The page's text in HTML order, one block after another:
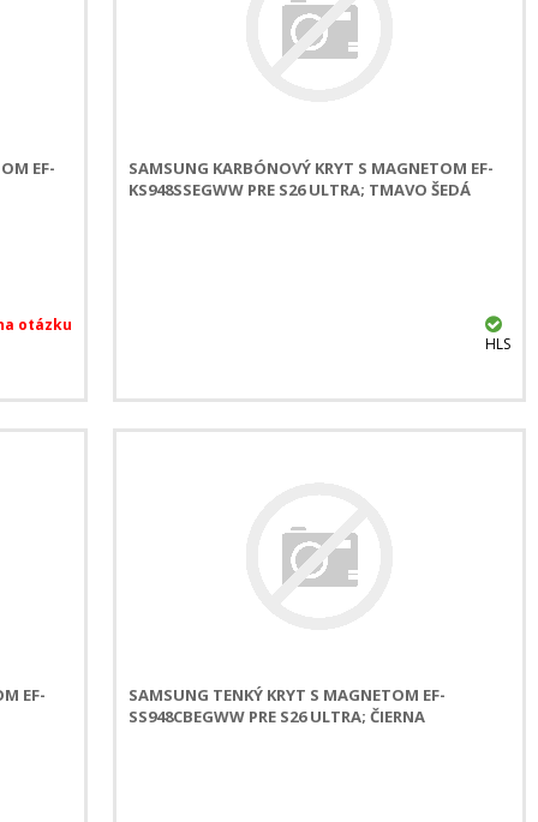
EF-
SAMSUNG KARBÓNOVÝ KRYT S MAGNETOM EF-
KS948SSEGWW PRE S26 ULTRA; TMAVO ŠEDÁ
HLS
EF-
SAMSUNG TENKÝ KRYT S MAGNETOM EF-
SS948CBEGWW PRE S26 ULTRA; ČIERNA